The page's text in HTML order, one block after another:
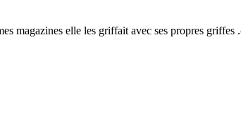
magazines elle les griffait avec ses propres